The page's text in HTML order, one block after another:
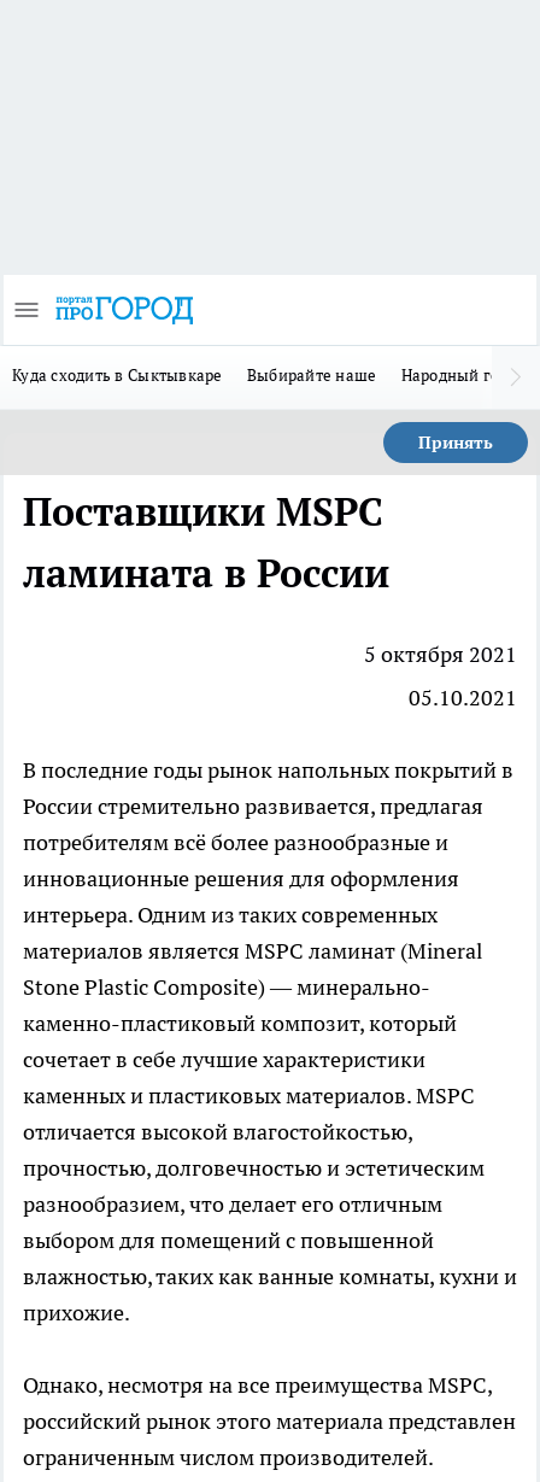
Куда сходить в Сыктывкаре Выбирайте наше Народный герой
Принять
Поставщики MSPC
ламината в России
5 октября 2021
05.10.2021
В последние годы рынок напольных покрытий в
России стремительно развивается, предлагая
потребителям всё более разнообразные и
инновационные решения для оформления
интерьера. Одним из таких современных
материалов является MSPC ламинат (Mineral
Stone Plastic Composite) — минерально-
каменно-пластиковый композит, который
сочетает в себе лучшие характеристики
каменных и пластиковых материалов. MSPC
отличается высокой влагостойкостью,
прочностью, долговечностью и эстетическим
разнообразием, что делает его отличным
выбором для помещений с повышенной
влажностью, таких как ванные комнаты, кухни и
прихожие.
Однако, несмотря на все преимущества MSPC,
российский рынок этого материала представлен
ограниченным числом производителей.